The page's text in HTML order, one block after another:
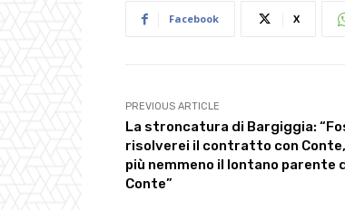
Facebook X
PREVIOUS ARTICLE
La stroncatura di Bargiggia:
risolverei il contratto con Conte,
più nemmeno il lontano parente
Conte”